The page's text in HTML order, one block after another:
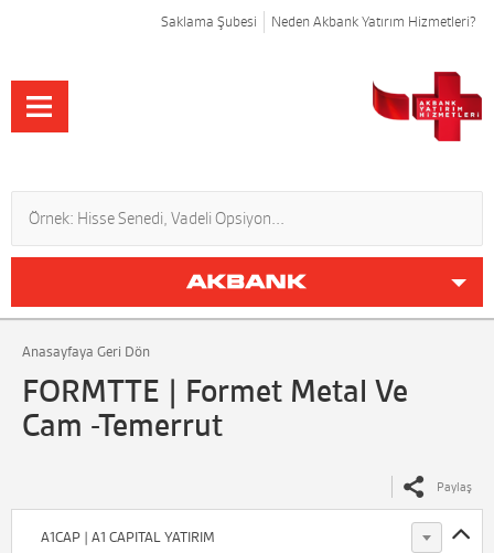
Saklama Şubesi Neden Akbank Yatırım Hizmetleri?
Anasayfaya Geri Dön
FORMTTE | Formet Metal Ve
Cam -Temerrut
Paylaş
A1CAP | A1 CAPITAL YATIRIM